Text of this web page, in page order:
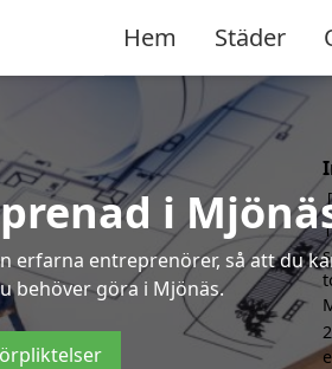
Hem Städer
i
entreprenörer, så att du
behöver göra i Mjönäs.
1
2